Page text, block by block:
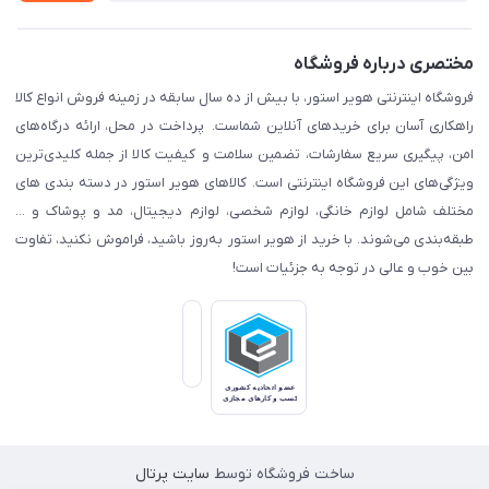
مختصری درباره فروشگاه
فروشگاه اینترنتی هویر استور، با بیش از ده سال سابقه در زمینه فروش انواع کالا
راهکاری آسان برای خریدهای آنلاین شماست. پرداخت در محل، ارائه درگاه‌های
امن، پیگیری سریع سفارشات، تضمین سلامت و کیفیت کالا از جمله کلیدی‌ترین
ویژگی‌های این فروشگاه اینترنتی است. کالاهای هویر استور در دسته بندی های
مختلف شامل لوازم خانگی، لوازم شخصی، لوازم دیجیتال، مد و پوشاک و ...
طبقه‌بندی می‌شوند. با خرید از هویر استور به‌روز باشید، فراموش نکنید، تفاوت
بین خوب و عالی در توجه به جزئیات است!
ساخت فروشگاه توسط سایت پرتال